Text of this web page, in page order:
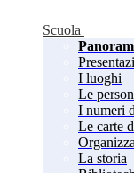
Scuola
I luoghi
Le
I numeri
Le carte
La storia